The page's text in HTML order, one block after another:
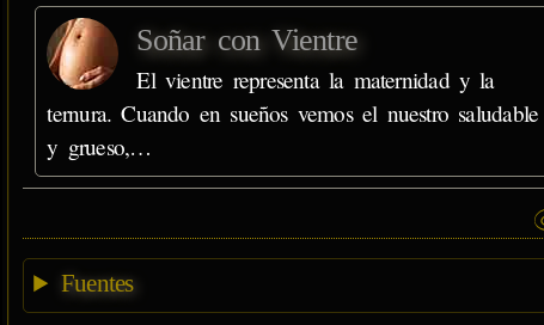
Soñar con Vientre
El vientre representa la maternidad y la
ternura. Cuando en sueños vemos el nuestro saludable
y grueso,…
Fuentes